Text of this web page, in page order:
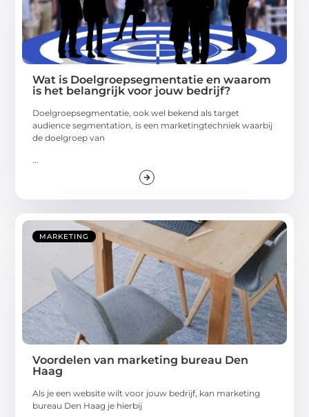
Wat is Doelgroepsegmentatie en waarom
is het belangrijk voor jouw bedrijf?
Doelgroepsegmentatie, ook wel bekend als target
audience segmentation, is een marketingtechniek waarbij
de doelgroep van
MARKETING
Voordelen van marketing bureau Den
Haag
Als je een website wilt voor jouw bedrijf, kan marketing
bureau Den Haag je hierbij